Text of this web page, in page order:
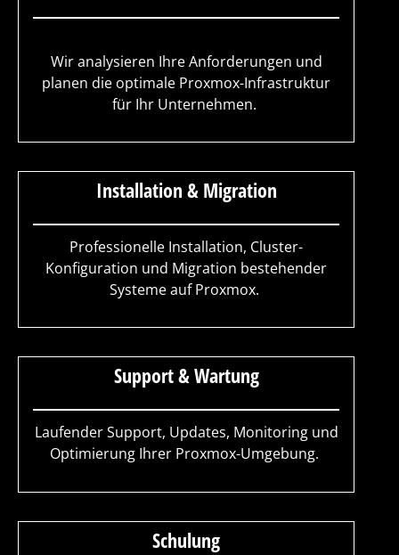
Wir analysieren Ihre Anforderungen und
planen die optimale Proxmox-Infrastruktur
für Ihr Unternehmen.
Installation & Migration
Professionelle Installation, Cluster-
Konfiguration und Migration bestehender
Systeme auf Proxmox.
Support & Wartung
Laufender Support, Updates, Monitoring und
Optimierung Ihrer Proxmox-Umgebung.
Schulung